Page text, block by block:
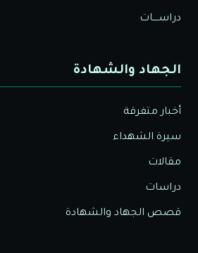
دراســــات
الجهاد والشهادة
أخبار متفرقة
سيرة الشهداء
مقالات
دراسات
قصص الجهاد والشهادة